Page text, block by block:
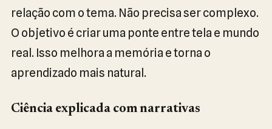
relação com o tema. Não precisa ser complexo.
O objetivo é criar uma ponte entre tela e mundo
real. Isso melhora a memória e torna o
aprendizado mais natural.
Ciência explicada com narrativas